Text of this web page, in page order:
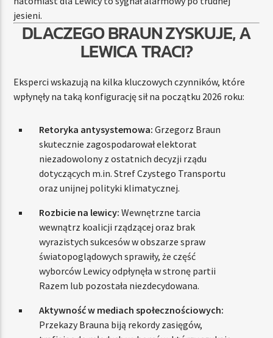
jesieni.
DLACZEGO BRAUN ZYSKUJE, A
LEWICA TRACI?
Eksperci wskazują na kilka kluczowych czynników, które
wpłynęły na taką konfigurację sił na początku 2026 roku:
Retoryka antysystemowa: Grzegorz Braun
skutecznie zagospodarował elektorat
niezadowolony z ostatnich decyzji rządu
dotyczących m.in. Stref Czystego Transportu
oraz unijnej polityki klimatycznej.
Rozbicie na lewicy: Wewnętrzne tarcia
wewnątrz koalicji rządzącej oraz brak
wyrazistych sukcesów w obszarze spraw
światopoglądowych sprawiły, że część
wyborców Lewicy odpłynęła w stronę partii
Razem lub pozostała niezdecydowana.
Aktywność w mediach społecznościowych:
Przekazy Brauna biją rekordy zasięgów,